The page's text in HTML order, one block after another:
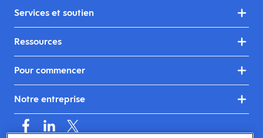
Services et soutien
Ressources
Pour commencer
Notre entreprise